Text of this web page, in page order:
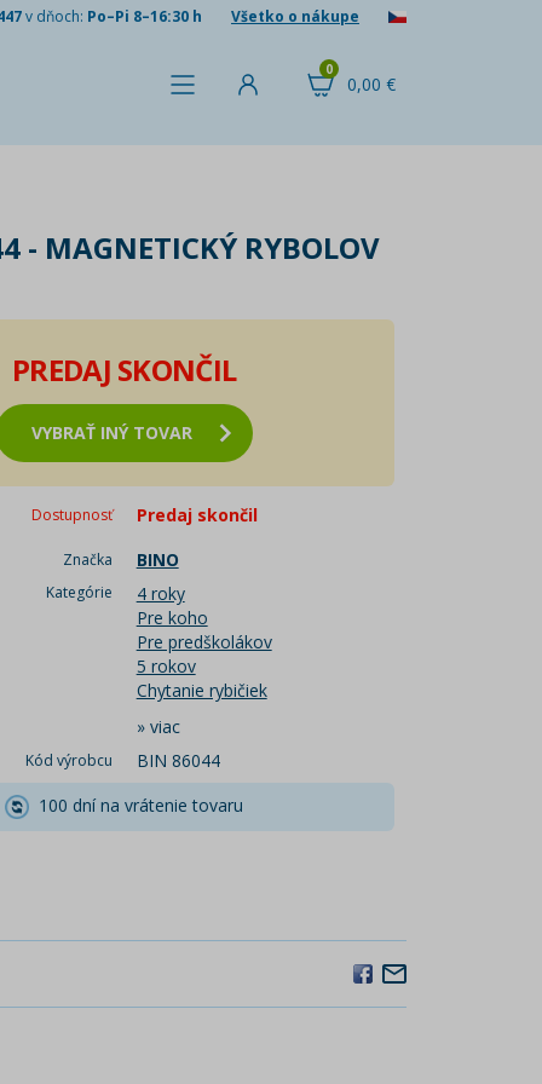
v dňoch: Po–Pi 8–16:30 h Všetko o nákupe
0,00 €
0
- MAGNETICKÝ RYBOLOV
PREDAJ SKONČIL
VYBRAŤ INÝ TOVAR
Dostupnosť Predaj skončil
Značka BINO
Kategórie
4 roky
Pre koho
Pre predškolákov
5 rokov
Chytanie rybičiek
» viac
Kód výrobcu
BIN 86044
100 dní na vrátenie tovaru